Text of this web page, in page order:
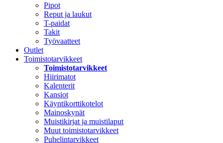
Pipot
Reput ja laukut
T-paidat
Takit
Työvaatteet
Outlet
Toimistotarvikkeet
Toimistotarvikkeet
Hiirimatot
Kalenterit
Kansiot
Käyntikorttikotelot
Mainoskynät
Muistikirjat ja muistilaput
Muut toimistotarvikkeet
Puhelintarvikkeet